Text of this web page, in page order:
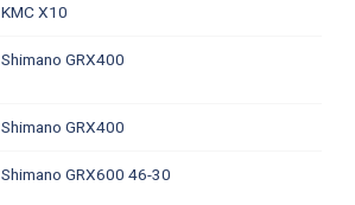
KMC X10
Shimano GRX400
Shimano GRX400
Shimano GRX600 46-30